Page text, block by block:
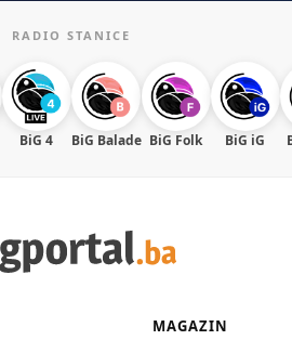
RADIO STANICE
BiG 4 BiG Balade BiG Folk BiG iG
MAGAZIN